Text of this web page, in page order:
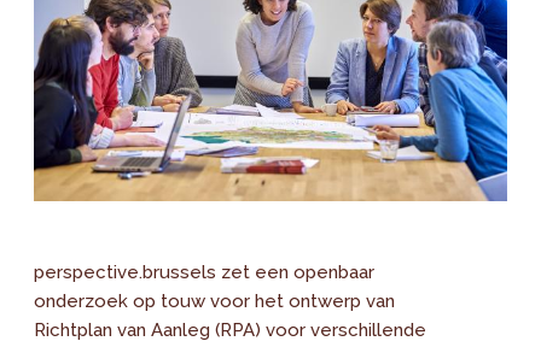
perspective.brussels zet een openbaar
onderzoek op touw voor het ontwerp van
Richtplan van Aanleg (RPA) voor verschillende